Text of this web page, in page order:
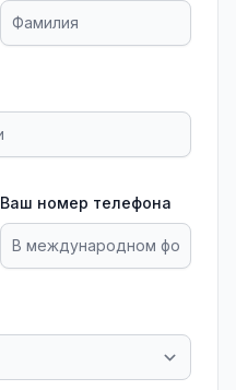
Ваш номер телефона